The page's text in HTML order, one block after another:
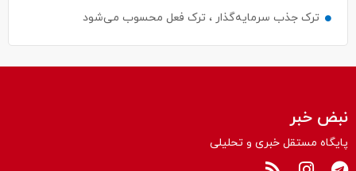
ترک جذب سرمایه‌گذار ، ترک فعل محسوب می‌شود
نبض خبر
پایگاه مستقل خبری و تحلیلی